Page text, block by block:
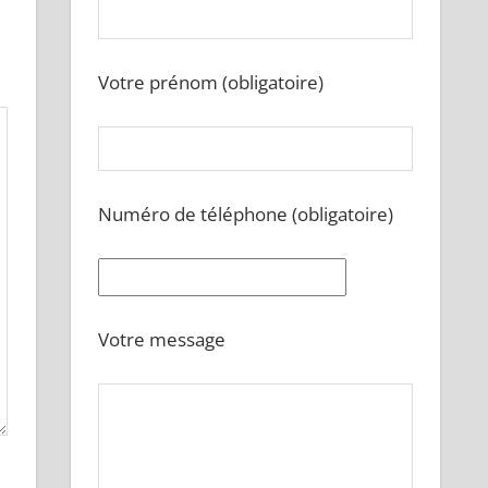
Votre prénom (obligatoire)
Numéro de téléphone (obligatoire)
Votre message